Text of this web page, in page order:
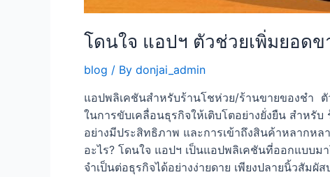
โดนใจ แอปฯ ตัวช่วยเพิ่มยอดข
blog / By donjai_admin
แอปพลิเคชันสำหรับร้านโชห่วย/ร้านขายของชำ
ในการขับเคลื่อนธุรกิจให้เติบโตอย่างยั่งยืน สำหรั
อย่างมีประสิทธิภาพ และการเข้าถึงสินค้าหลากห
อะไร? โดนใจ แอปฯ เป็นแอปพลิเคชันที่ออกแบบ
จำเป็นต่อธุรกิจได้อย่างง่ายดาย เพียงปลายนิ้วสั